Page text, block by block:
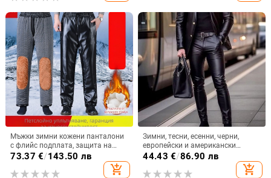
Мъжки зимни кожени панталони
с флийс подплата, защита на
коляното, за колоездене,
еластични топли панталони за
средна възраст и възрастни.
73.37 €/143.50 лв
add_shopping_cart
Зимни, тесни, есенни, черни,
европейски и американски
корейски стил, плътен цвят,
удебелени, от изкуствена кожа,
със средна талия
44.43 €/86.90 лв
add_shopping_cart